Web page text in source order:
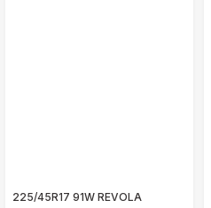
225/45R17 91W REVOLA